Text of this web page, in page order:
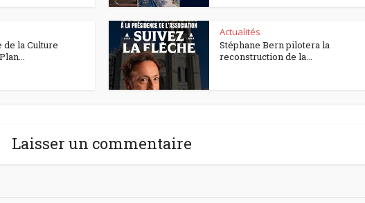
la Culture
Actualités
Stéphane Bern pilotera la
reconstruction de la...
Laisser un commentaire